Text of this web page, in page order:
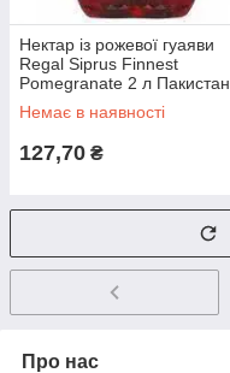
Нектар із рожевої гуаяви
Regal Siprus Finnest
Pomegranate 2 л Пакистан
Немає в наявності
127,70 ₴
Про нас